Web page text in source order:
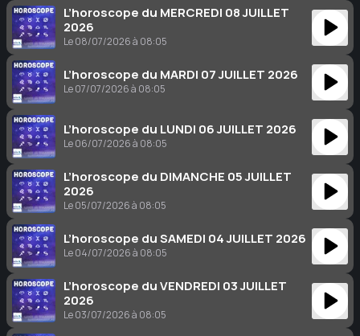
L’horoscope du MERCREDI 08 JUILLET
2026
Le 08/07/2026 à 08:05
L’horoscope du MARDI 07 JUILLET 2026
Le 07/07/2026 à 08:05
L’horoscope du LUNDI 06 JUILLET 2026
Le 06/07/2026 à 08:05
L’horoscope du DIMANCHE 05 JUILLET
2026
Le 05/07/2026 à 08:05
L’horoscope du SAMEDI 04 JUILLET 2026
Le 04/07/2026 à 08:05
L’horoscope du VENDREDI 03 JUILLET
2026
Le 03/07/2026 à 08:05